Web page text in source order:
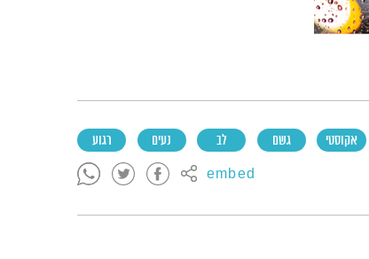
אקוסטי גשם לב נעים רגוע
embed